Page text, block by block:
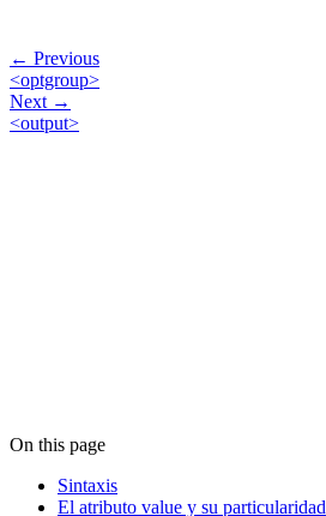
← Previous
<optgroup>
Next →
<output>
On this page
Sintaxis
El atributo value y su particularidad